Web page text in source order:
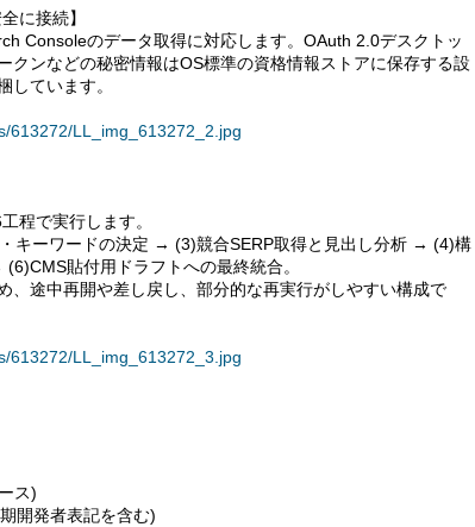
に接続】
Consoleのデータ取得に対応します。OAuth 2.0デスクトッ
クンなどの秘密情報はOS標準の資格情報ストアに保存する設
しています。
613272/LL_img_613272_2.jpg
程で実行します。
キーワードの決定 → (3)競合SERP取得と見出し分析 → (4)構
貼付用ドラフトへの最終統合。
、途中再開や差し戻し、部分的な再実行がしやすい構成で
613272/LL_img_613272_3.jpg
ス)
開発者表記を含む)